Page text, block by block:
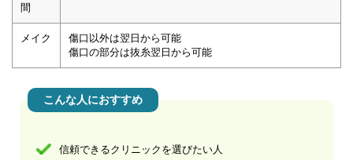
間
メイク
傷口以外は翌日から可能
傷口の部分は抜糸翌日から可能
こんな人におすすめ
信頼できるクリニックを選びたい人